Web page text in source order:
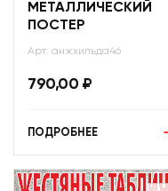
МЕТАЛЛИЧЕСКИЙ
ПОСТЕР
Арт: анжхильда46
790,00 ₽
ПОДРОБНЕЕ